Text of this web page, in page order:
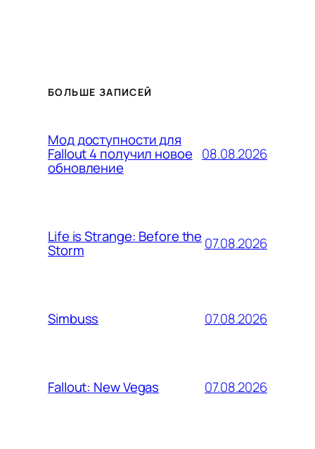
БОЛЬШЕ ЗАПИСЕЙ
Мод доступности для
Fallout 4 получил новое
обновление
08.08.2026
Life is Strange: Before the
Storm 07.08.2026
Simbuss 07.08.2026
Fallout: New Vegas 07.08.2026